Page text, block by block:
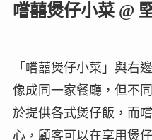
嚐囍煲仔小菜 @
「嚐囍煲仔小菜」與右
像成同一家餐廳，但不
於提供各式煲仔飯，而
心，顧客可以在享用煲